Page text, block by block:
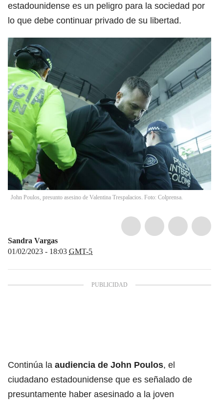
estadounidense es un peligro para la sociedad por
lo que debe continuar privado de su libertad.
John Poulos, presunto asesino de Valentina Trespalacios. Foto: Colprensa.
Sandra Vargas
01/02/2023 - 18:03 GMT-5
Continúa la audiencia de John Poulos, el
ciudadano estadounidense que es señalado de
presuntamente haber asesinado a la joven